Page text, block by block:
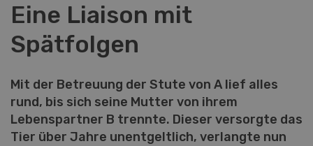
Eine Liaison mit
Spätfolgen
Mit der Betreuung der Stute von A lief alles
rund, bis sich seine Mutter von ihrem
Lebenspartner B trennte. Dieser versorgte das
Tier über Jahre unentgeltlich, verlangte nun